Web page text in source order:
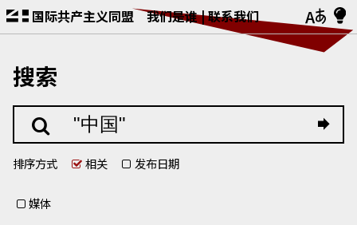
国际共产主义同盟 我们是谁 联系我们
搜索
排序方式 相关 发布日期
媒体